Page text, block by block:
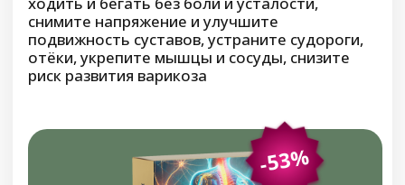
Больше не возникнет внезапное и
неконтролируемое желание сходить в
туалет
Станет проще контролировать
процесс мочеиспускания, уменьшится
риск «не добежать»
Исчезнет сухость и дискомфорт в